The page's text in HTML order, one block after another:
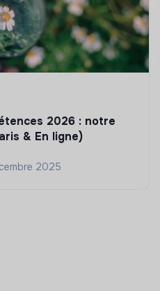
2026 : notre
& En ligne)
2025